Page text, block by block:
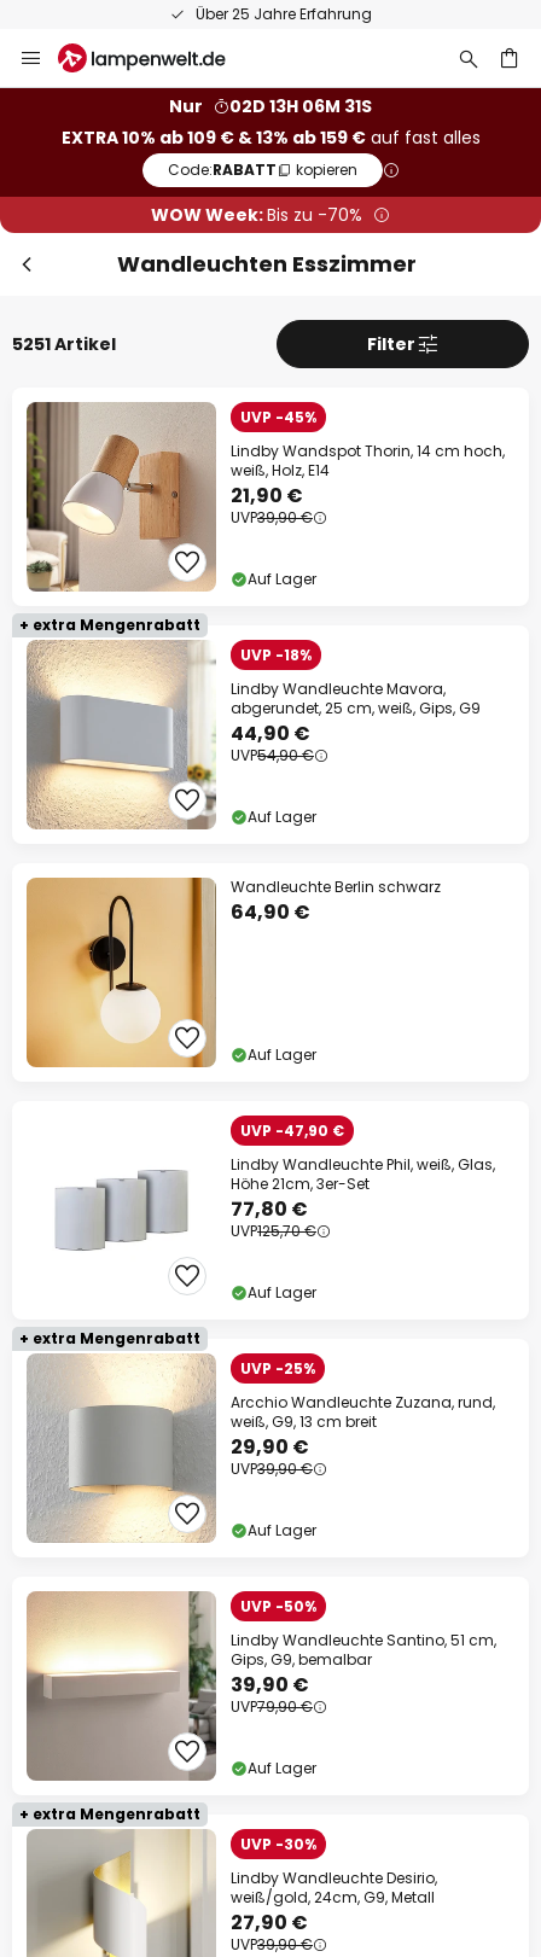
50 Tage kostenlose Retoure
Inhalt
Nur
02D 13H 06M 29S
EXTRA 10% ab 109 € & 13% ab 159 €auf fast alles
Code:RABATT kopieren
WOW Week:Bis zu -70%
Wandleuchten Esszimmer
5251 Artikel Filter
UVP -45%
Lindby Wandspot Thorin, 14 cm hoch,
weiß, Holz, E14
21,90 €
UVP39,90 €
Auf Lager
+ extra Mengenrabatt
UVP -18%
Lindby Wandleuchte Mavora,
abgerundet, 25 cm, weiß, Gips, G9
44,90 €
UVP54,90 €
Auf Lager
Wandleuchte Berlin schwarz
64,90 €
Auf Lager
UVP -47,90 €
Lindby Wandleuchte Phil, weiß, Glas,
Höhe 21cm, 3er-Set
77,80 €
UVP125,70 €
Auf Lager
+ extra Mengenrabatt
UVP -25%
Arcchio Wandleuchte Zuzana, rund,
weiß, G9, 13 cm breit
29,90 €
UVP39,90 €
Auf Lager
UVP -50%
Lindby Wandleuchte Santino, 51 cm,
Gips, G9, bemalbar
39,90 €
UVP79,90 €
Auf Lager
+ extra Mengenrabatt
UVP -30%
Lindby Wandleuchte Desirio,
weiß/gold, 24cm, G9, Metall
27,90 €
UVP39,90 €
Extra-Rabatt
10% Rabatt ab 109 €
13% Rabatt
Ihr Code: RABATT kopieren
Jetzt einlösen
*Ausgenommene Hersteller